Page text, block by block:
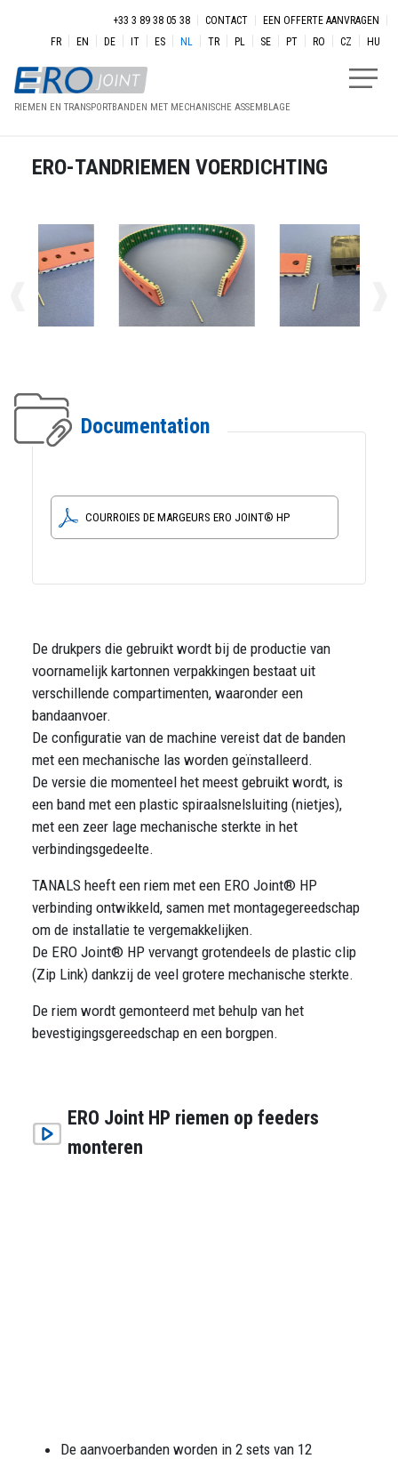
Menu secondaire
+33 3 89 38 05 38 CONTACT
EEN OFFERTE AANVRAGEN
FR
EN DE IT ES NL TR PL SE PT RO CZ HU
RIEMEN EN TRANSPORTBANDEN MET MECHANISCHE ASSEMBLAGE
ERO-TANDRIEMEN VOERDICHTING
Documentation
COURROIES DE MARGEURS ERO JOINT® HP
De drukpers die gebruikt wordt bij de productie van
voornamelijk kartonnen verpakkingen bestaat uit
verschillende compartimenten, waaronder een
bandaanvoer.
De configuratie van de machine vereist dat de banden
met een mechanische las worden geïnstalleerd.
De versie die momenteel het meest gebruikt wordt, is
een band met een plastic spiraalsnelsluiting (nietjes),
met een zeer lage mechanische sterkte in het
verbindingsgedeelte.
TANALS heeft een riem met een ERO Joint® HP
verbinding ontwikkeld, samen met montagegereedschap
om de installatie te vergemakkelijken.
De ERO Joint® HP vervangt grotendeels de plastic clip
(Zip Link) dankzij de veel grotere mechanische sterkte.
De riem wordt gemonteerd met behulp van het
bevestigingsgereedschap en een borgpen.
ERO Joint HP riemen op feeders
monteren
De aanvoerbanden worden in 2 sets van 12